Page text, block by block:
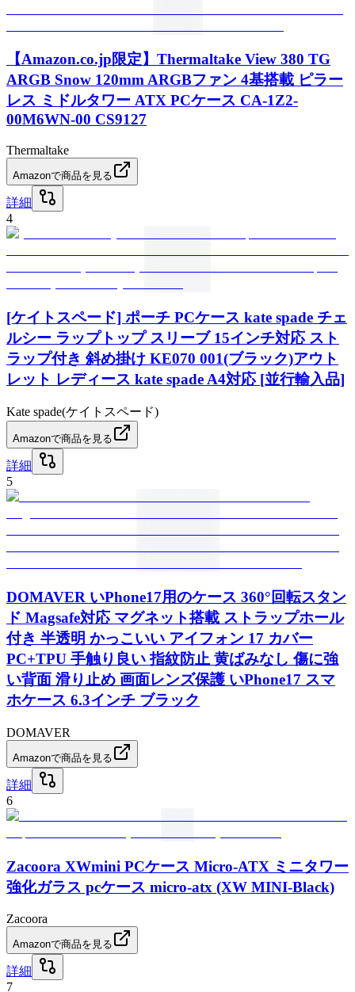
【Amazon.co.jp限定】Thermaltake View 380 TG
ARGB Snow 120mm ARGBファン 4基搭載 ピラー
レス ミドルタワー ATX PCケース CA-1Z2-
00M6WN-00 CS9127
Thermaltake
Amazonで商品を見る
詳細
4
[ケイトスペード] ポーチ PCケース kate spade チェ
ルシー ラップトップ スリーブ 15インチ対応 スト
ラップ付き 斜め掛け KE070 001(ブラック)アウト
レット レディース kate spade A4対応 [並行輸入品]
Kate spade(ケイトスペード)
Amazonで商品を見る
詳細
5
DOMAVER いPhone17用のケース 360°回転スタン
ド Magsafe対応 マグネット搭載 ストラップホール
付き 半透明 かっこいい アイフォン 17 カバー
PC+TPU 手触り良い 指紋防止 黄ばみなし 傷に強
い背面 滑り止め 画面レンズ保護 いPhone17 スマ
ホケース 6.3インチ ブラック
DOMAVER
Amazonで商品を見る
詳細
6
Zacoora XWmini PCケース Micro-ATX ミニタワー
強化ガラス pcケース micro-atx (XW MINI-Black)
Zacoora
Amazonで商品を見る
詳細
7